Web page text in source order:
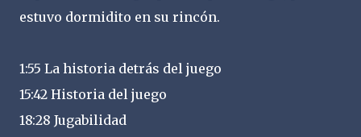
estuvo dormidito en su rincón.
1:55 La historia detrás del juego
15:42 Historia del juego
18:28 Jugabilidad